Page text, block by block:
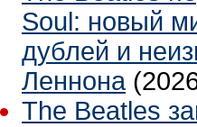
Soul: новый
дублей и
Леннона
The Beatles